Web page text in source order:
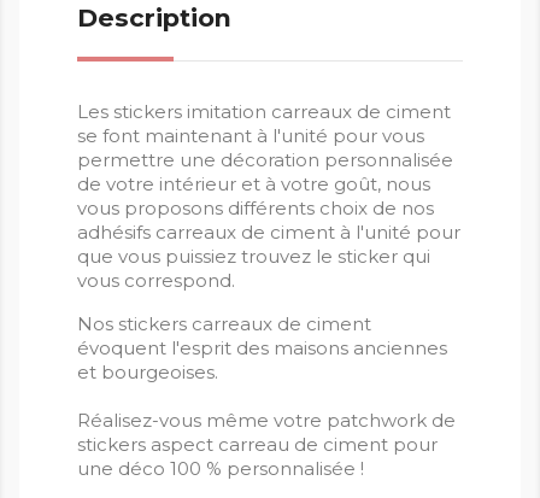
Description
Les stickers imitation carreaux de ciment
se font maintenant à l'unité pour vous
permettre une décoration personnalisée
de votre intérieur et à votre goût, nous
vous proposons différents choix de nos
adhésifs carreaux de ciment à l'unité pour
que vous puissiez trouvez le sticker qui
vous correspond.
Nos stickers carreaux de ciment
évoquent l'esprit des maisons anciennes
et bourgeoises.
Réalisez-vous même votre patchwork de
stickers aspect carreau de ciment pour
une déco 100 % personnalisée !